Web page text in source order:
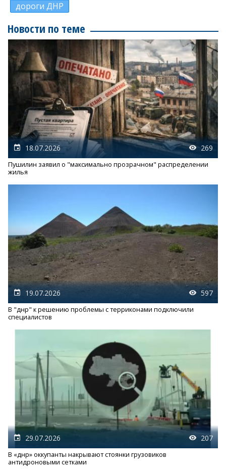
дороги ДНР
Новости по теме
18.07.2026 269
Пушилин заявил о "максимально прозрачном" распределении
жилья
19.07.2026 597
В "днр" к решению проблемы с терриконами подключили
специалистов
29.07.2026 207
В «днр» оккупанты накрывают стоянки грузовиков
антидроновыми сетками